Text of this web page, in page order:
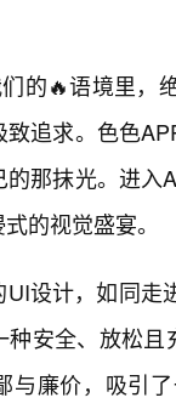
们的🔥语境里
追求。色色
那抹光。进
的视觉盛宴。
设计，如同走
安全、放松
与廉价，吸引